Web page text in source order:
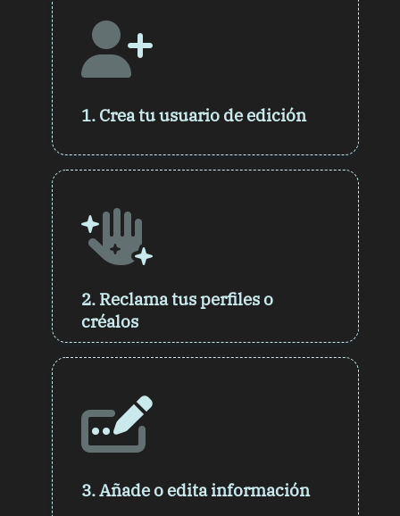
1. Crea tu usuario de edición
2. Reclama tus perfiles o
créalos
3.Añade o edita información